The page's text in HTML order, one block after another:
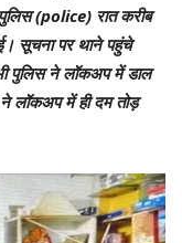
(police) रात करीब
सूचना पर थाने पहुंचे
पुलिस ने लॉकअप में डाल
ने लॉकअप में ही दम तोड़